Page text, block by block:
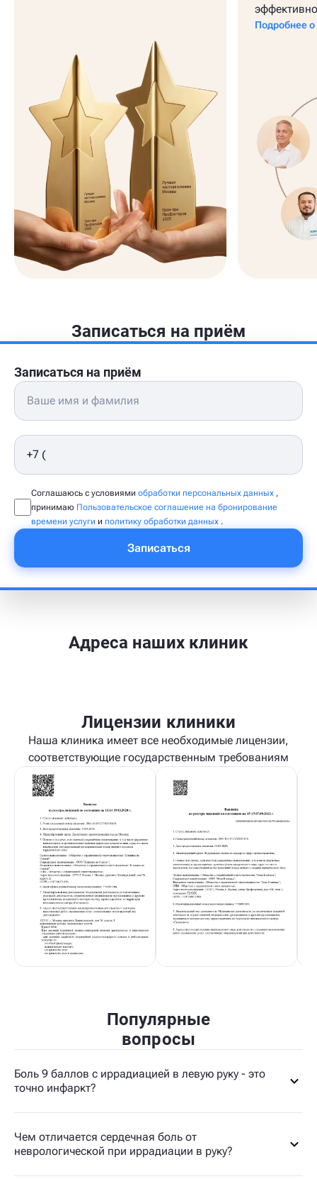
Подробнее о
Записаться на приём
Записаться на приём
Соглашаюсь с условиями обработки персональных данных ,
принимаю Пользовательское соглашение на бронирование
времени услуги и политику обработки данных .
Записаться
Адреса наших клиник
Лицензии клиники
Наша клиника имеет все необходимые лицензии,
соответствующие государственным требованиям
Популярные
вопросы
Боль 9 баллов с иррадиацией в левую руку - это
точно инфаркт?
Чем отличается сердечная боль от
неврологической при иррадиации в руку?